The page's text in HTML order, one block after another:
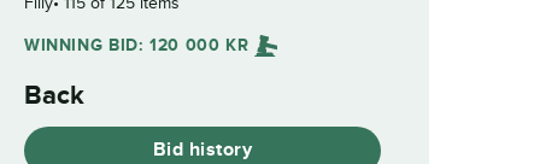
WINNING BID:120 000 KR
Back
Bid history